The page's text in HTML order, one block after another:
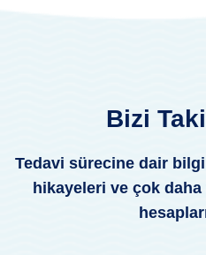
Bizi
Tedavi sürecine dair
hikayeleri ve çok